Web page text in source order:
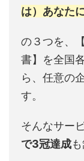
は）あなた
の３つを、
書】を全国
ら、任意の
す。
そんなサー
で3冠達成